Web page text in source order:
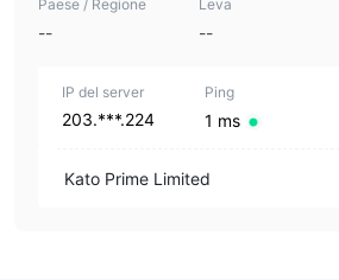
Paese / Regione
--
Leva
--
IP del server
203.***.224
Ping
1 ms
Kato Prime Limited